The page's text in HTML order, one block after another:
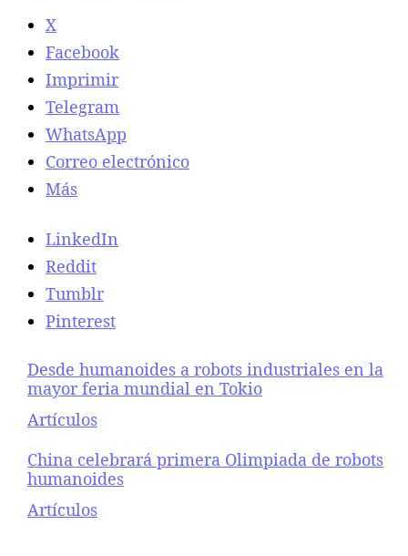
X
Facebook
Imprimir
Telegram
WhatsApp
Correo electrónico
Más
LinkedIn
Reddit
Tumblr
Pinterest
Desde humanoides a robots industriales en la
mayor feria mundial en Tokio
Respecto a
Artículos
China celebrará primera Olimpiada de robots
humanoides
Respecto a
Artículos